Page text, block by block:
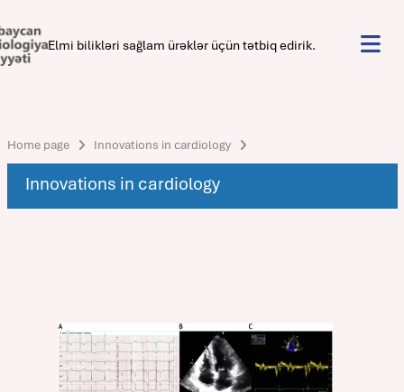
Elmi bilikləri sağlam ürəklər üçün tətbiq edirik.
Home page Innovations in cardiology
Innovations in cardiology